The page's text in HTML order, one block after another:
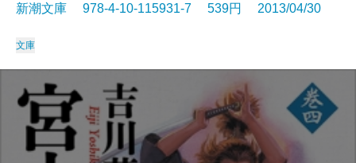
新潮文庫 978-4-10-115931-7 539円 2013/04/30
文庫